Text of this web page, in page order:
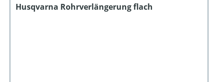
Husqvarna Rohrverlängerung flach